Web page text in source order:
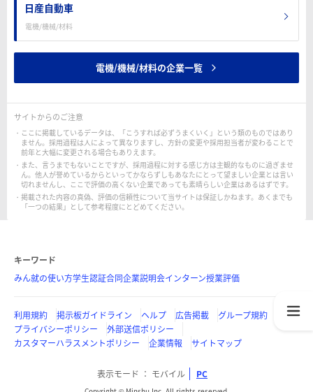
日産自動車
電機/機械/材料
電機/機械/材料の企業一覧
サイトからのご注意
ここに掲載しているデータは、「こうすれば必ずうまくいく」という類のものではあり
ません。採用過程は人によって異なりますし、方針の変更や採用担当者が変わることで
前年と大幅に変更される場合もありえます。
また、言うまでもないことですが、採用過程に対する感じ方は主観的なものに過ぎませ
ん。他人が誉めているからといってかならずしもあなたにとって望ましい企業とは言い
切れませんし、ここで評価の高くない企業であっても素晴らしい企業はあるはずです。
掲載された内容の真偽、評価の信頼性について当サイトは保証しかねます。あくまでも
「一つの結果」として参考程度にとどめてください。
キーワード
みん就の使い方学生認証合同企業説明会インターン授業評価
利用規約 掲示板ガイドライン ヘルプ 広告掲載
グループ規約
プライバシーポリシー
外部送信ポリシー
カスタマーハラスメントポリシー
企業情報 サイトマップ
表示モード モバイル PC